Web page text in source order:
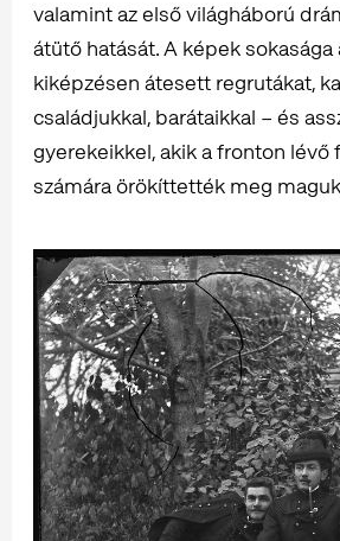
valamint az első világháború
átütő hatását. A képek sokasága
kiképzésen átesett regrutákat,
családjukkal, barátaikkal – és
gyerekeikkel, akik a fronton lévő
számára örökíttették meg